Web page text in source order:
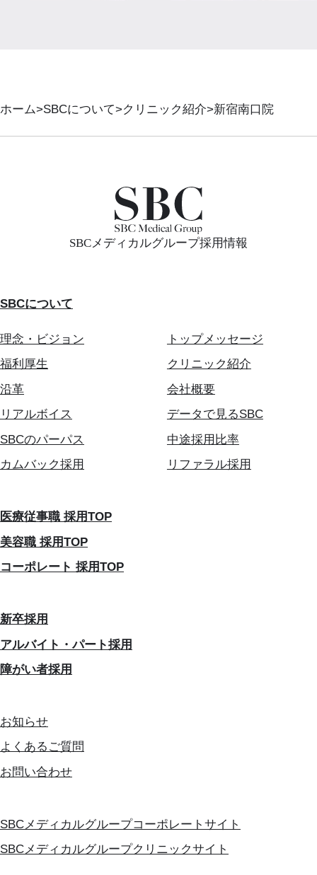
ホーム SBCについて クリニック紹介 新宿南口院
SBCメディカルグループ採用情報
SBCについて
理念・ビジョン
トップメッセージ
福利厚生
クリニック紹介
沿革
会社概要
リアルボイス
データで見るSBC
SBCのパーパス
中途採用比率
カムバック採用
リファラル採用
医療従事職 採用TOP
美容職 採用TOP
コーポレート 採用TOP
新卒採用
アルバイト・パート採用
障がい者採用
お知らせ
よくあるご質問
お問い合わせ
SBCメディカルグループコーポレートサイト
SBCメディカルグループクリニックサイト